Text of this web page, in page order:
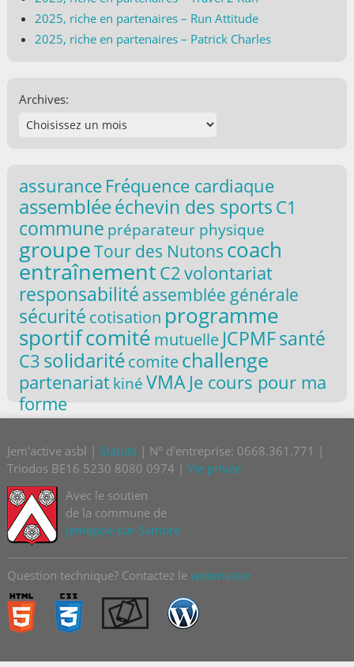
2025, riche en partenaires – Run Attitude
2025, riche en partenaires – Patrick Charles
Archives:
assurance Fréquence cardiaque
assembléeéchevin des sports C1
commune préparateur physique
groupeTour des Nutons coach
entraînement C2volontariat
responsabilité assemblée générale
sécurité cotisation programme
sportifcomité mutuelle JCPMFsanté
C3solidaritécomitechallenge
partenariat kiné VMA Je cours pour ma
forme
Jem'active asbl | Statuts| N° d'entreprise: 0668.361.771 |
Triodos BE16 5230 8080 0974 | Vie privée
Avec le soutien
de la commune de
Jemeppe-sur-Sambre
Question technique? Contactez le webmaster